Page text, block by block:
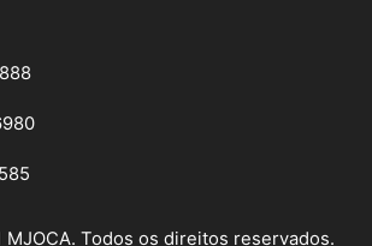
Todos os direitos reservados.